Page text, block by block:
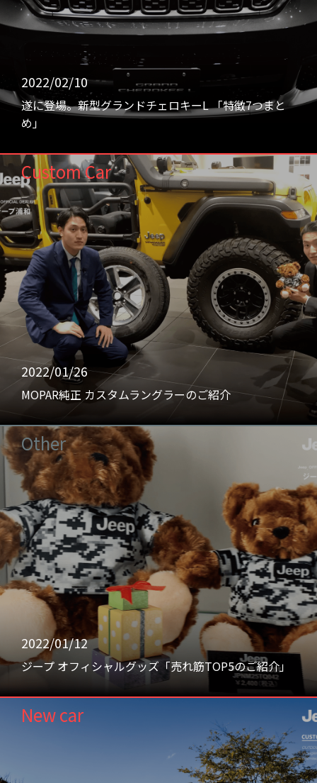
2022/02/10
遂に登場。新型グランドチェロキーL 「特徴7つまと
め」
Custom Car
2022/01/26
MOPAR純正 カスタムラングラーのご紹介
Other
2022/01/12
ジープ オフィシャルグッズ「売れ筋TOP5のご紹介」
New car